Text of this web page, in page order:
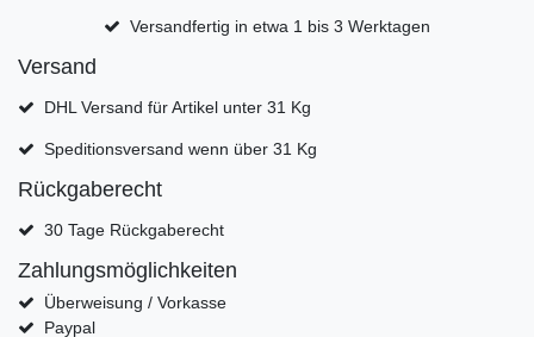
Versandfertig in etwa 1 bis 3 Werktagen
Versand
DHL Versand für Artikel unter 31 Kg
Speditionsversand wenn über 31 Kg
Rückgaberecht
30 Tage Rückgaberecht
Zahlungsmöglichkeiten
Überweisung / Vorkasse
Paypal